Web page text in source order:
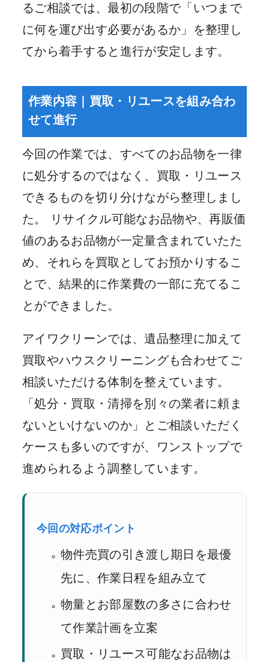
るご相談では、最初の段階で「いつまで
に何を運び出す必要があるか」を整理し
てから着手すると進行が安定します。
作業内容｜買取・リユースを組み合わ
せて進行
今回の作業では、すべてのお品物を一律
に処分するのではなく、買取・リユース
できるものを切り分けながら整理しまし
た。 リサイクル可能なお品物や、再販価
値のあるお品物が一定量含まれていたた
め、それらを買取としてお預かりするこ
とで、結果的に作業費の一部に充てるこ
とができました。
アイワクリーンでは、遺品整理に加えて
買取やハウスクリーニングも合わせてご
相談いただける体制を整えています。
「処分・買取・清掃を別々の業者に頼ま
ないといけないのか」とご相談いただく
ケースも多いのですが、ワンストップで
進められるよう調整しています。
今回の対応ポイント
物件売買の引き渡し期日を最優
先に、作業日程を組み立て
物量とお部屋数の多さに合わせ
て作業計画を立案
買取・リユース可能なお品物は